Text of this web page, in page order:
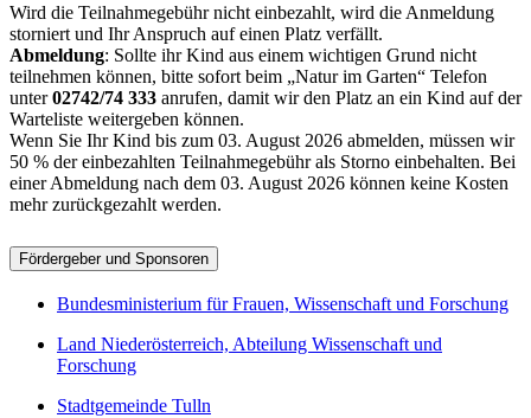
Wird die Teilnahmegebühr nicht einbezahlt, wird die Anmeldung
storniert und Ihr Anspruch auf einen Platz verfällt.
Abmeldung: Sollte ihr Kind aus einem wichtigen Grund nicht
teilnehmen können, bitte sofort beim „Natur im Garten“ Telefon
unter02742/74 333 anrufen, damit wir den Platz an ein Kind auf der
Warteliste weitergeben können.
Wenn Sie Ihr Kind bis zum 03. August 2026 abmelden, müssen wir
50 % der einbezahlten Teilnahmegebühr als Storno einbehalten. Bei
einer Abmeldung nach dem 03. August 2026 können keine Kosten
mehr zurückgezahlt werden.
Fördergeber und Sponsoren
Bundesministerium für Frauen, Wissenschaft und Forschung
Land Niederösterreich, Abteilung Wissenschaft und
Forschung
Stadtgemeinde Tulln